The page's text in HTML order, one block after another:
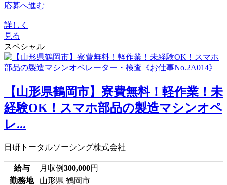
応募へ進む
詳しく
見る
スペシャル
【山形県鶴岡市】寮費無料！軽作業！未
経験OK！スマホ部品の製造マシンオペ
レ...
日研トータルソーシング株式会社
給与 月収例300,000円
勤務地
山形県 鶴岡市